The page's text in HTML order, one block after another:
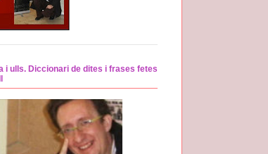
i ulls. Diccionari de dites i frases fetes